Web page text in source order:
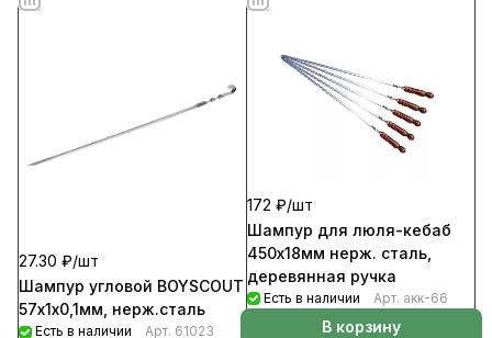
27.30 ₽/шт
Шампур угловой BOYSCOUT
57х1х0,1мм, нерж.сталь
Есть в наличии Арт. 61023
172 ₽/шт
Шампур для люля-кебаб
450х18мм нерж. сталь,
деревянная ручка
Есть в наличии Арт. акк-66
В корзину